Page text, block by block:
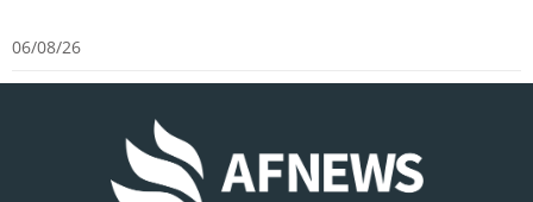
06/08/26